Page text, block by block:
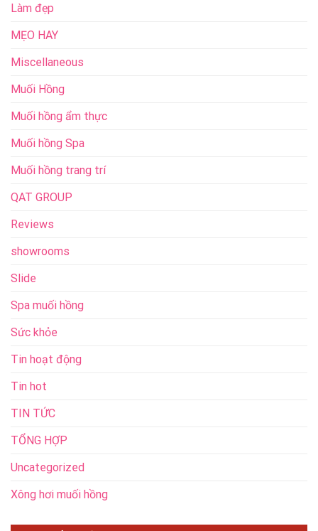
Làm đẹp
MẸO HAY
Miscellaneous
Muối Hồng
Muối hồng ẩm thực
Muối hồng Spa
Muối hồng trang trí
QAT GROUP
Reviews
showrooms
Slide
Spa muối hồng
Sức khỏe
Tin hoạt động
Tin hot
TIN TỨC
TỔNG HỢP
Uncategorized
Xông hơi muối hồng